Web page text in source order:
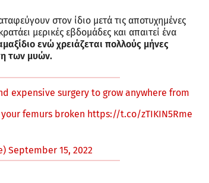
στον ίδιο μετά τις αποτυχημένες
μερικές εβδομάδες και απαιτεί ένα
ενώ χρειάζεται πολλούς μήνες
των μυών.
expensive surgery to grow anywhere from
femurs broken https://t.co/zTIKIN5Rme
September 15, 2022